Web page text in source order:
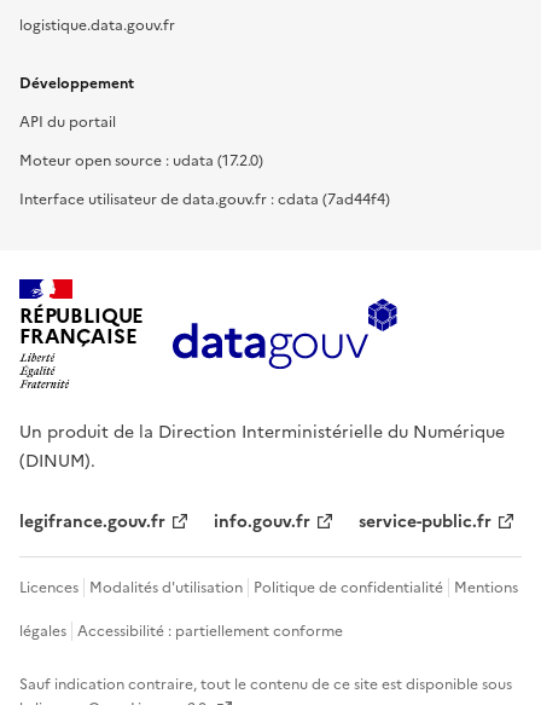
logistique.data.gouv.fr
Développement
API du portail
Moteur open source : udata (17.2.0)
Interface utilisateur de data.gouv.fr : cdata (7ad44f4)
RÉPUBLIQUE
FRANÇAISE
Un produit de la Direction Interministérielle du Numérique
(DINUM).
legifrance.gouv.fr info.gouv.fr service-public.fr
Licences Modalités d'utilisation Politique de confidentialité Mentions
légales Accessibilité : partiellement conforme
Sauf indication contraire, tout le contenu de ce site est disponible sous